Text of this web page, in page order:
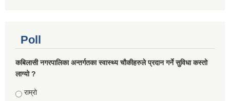
Poll
कबिलासी नगरपालिका अन्तर्गतका स्वास्थ्य चौकीहरुले प्रदान गर्ने सुविधा कस्तो
लाग्यो ?
Choices
राम्रो